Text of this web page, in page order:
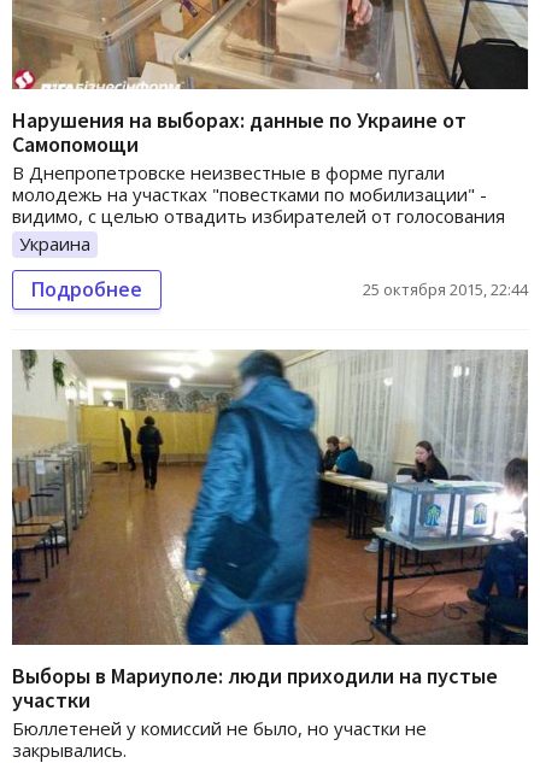
Нарушения на выборах: данные по Украине от
Самопомощи
В Днепропетровске неизвестные в форме пугали
молодежь на участках "повестками по мобилизации" -
видимо, с целью отвадить избирателей от голосования
Украина
Подробнее 25 октября 2015, 22:44
Выборы в Мариуполе: люди приходили на пустые
участки
Бюллетеней у комиссий не было, но участки не
закрывались.